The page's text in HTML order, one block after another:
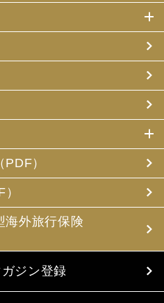
）
海外旅行保険
ジン登録